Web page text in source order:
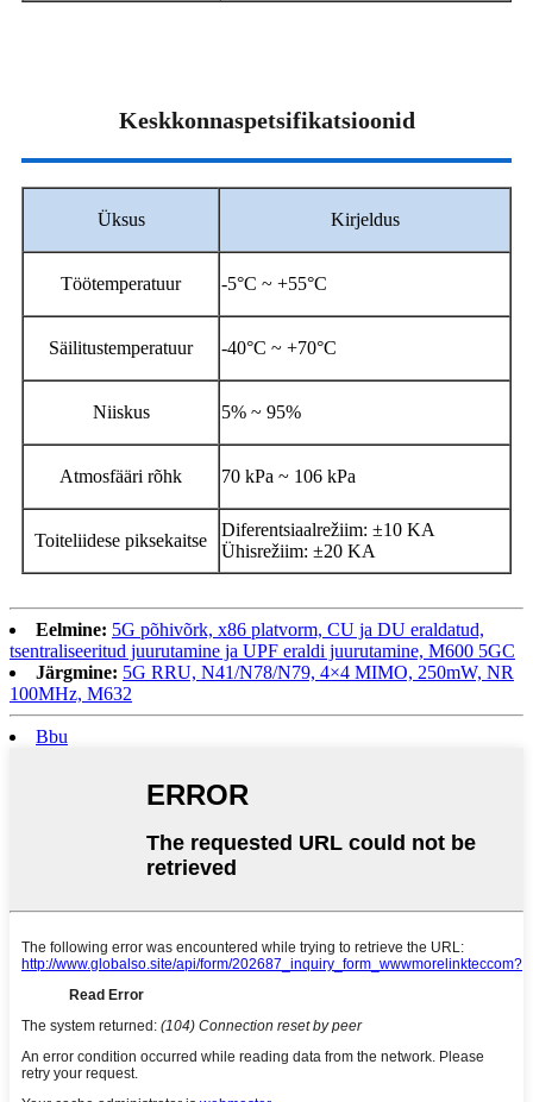
Keskkonnaspetsifikatsioonid
Üksus Kirjeldus
Töötemperatuur -5°C ~ +55°C
Säilitustemperatuur -40°C ~ +70°C
Niiskus 5% ~ 95%
Atmosfääri rõhk 70 kPa ~ 106 kPa
Toiteliidese piksekaitse
Diferentsiaalrežiim: ±10 KA
Ühisrežiim: ±20 KA
Eelmine: 5G põhivõrk, x86 platvorm, CU ja DU eraldatud,
tsentraliseeritud juurutamine ja UPF eraldi juurutamine, M600 5GC
Järgmine: 5G RRU, N41/N78/N79, 4×4 MIMO, 250mW, NR
100MHz, M632
Bbu